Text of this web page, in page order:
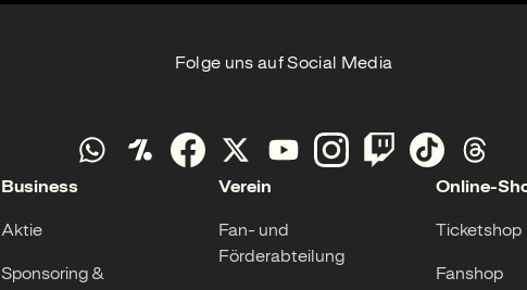
Folge uns auf Social Media
Business
Aktie
Sponsoring &
Verein
Fan- und
Förderabteilung
Online-
Ticketshop
Fanshop